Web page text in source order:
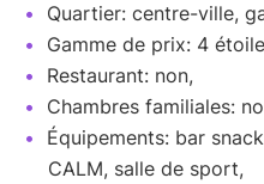
Quartier: centre-ville,
Gamme de prix: 4
Restaurant: non,
Chambres familiales:
Équipements: bar
CALM, salle de sport,